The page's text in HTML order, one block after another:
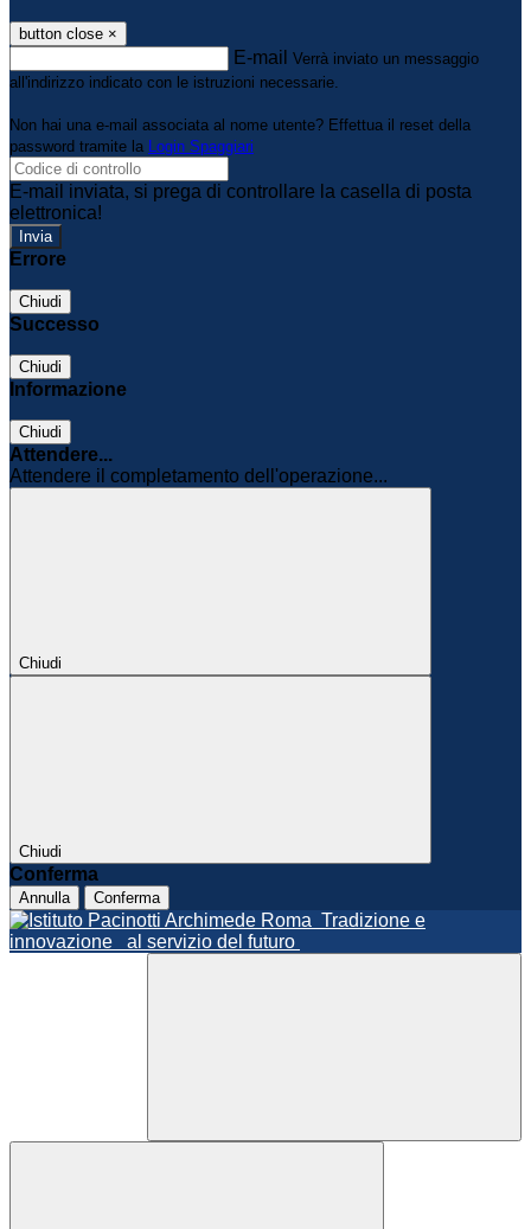
button close ×
E-mail Verrà inviato un messaggio
all'indirizzo indicato con le istruzioni necessarie.
Non hai una e-mail associata al nome utente? Effettua il reset della
password tramite la Login Spaggiari
E-mail inviata, si prega di controllare la casella di posta
elettronica!
Errore
Chiudi
Successo
Chiudi
Informazione
Chiudi
Attendere...
Attendere il completamento dell'operazione...
Chiudi
Chiudi
Conferma
Annulla Conferma
Roma Tradizione e
innovazione
al servizio del futuro